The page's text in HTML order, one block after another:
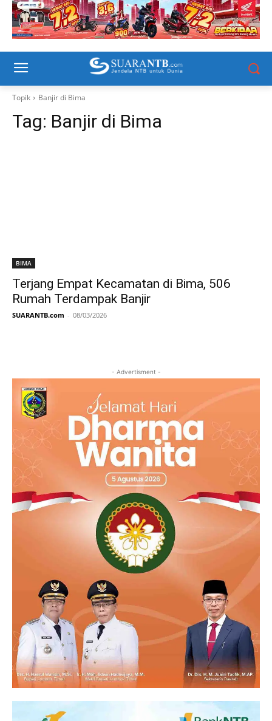
Topik Banjir di Bima
Tag: Banjir di Bima
BIMA
Terjang Empat Kecamatan di Bima, 506
Rumah Terdampak Banjir
SUARANTB.com - 08/03/2026
- Advertisment -